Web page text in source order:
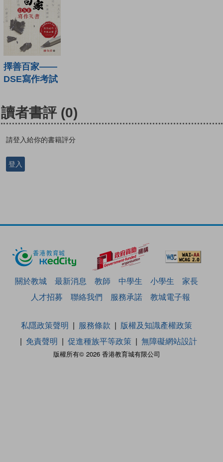
擇善百家——
DSE寫作考試
讀者書評 (0)
請登入給你的書籍評分
登入
關於教城 最新消息 教師 中學生 小學生
家長
人才招募
聯絡我們 服務承諾 教城電子報
版權所有© 2026 香港教育城有限公司
私隱政策聲明 服務條款
版權及知識產權政策
免責聲明
促進種族平等政策 無障礙網站設計